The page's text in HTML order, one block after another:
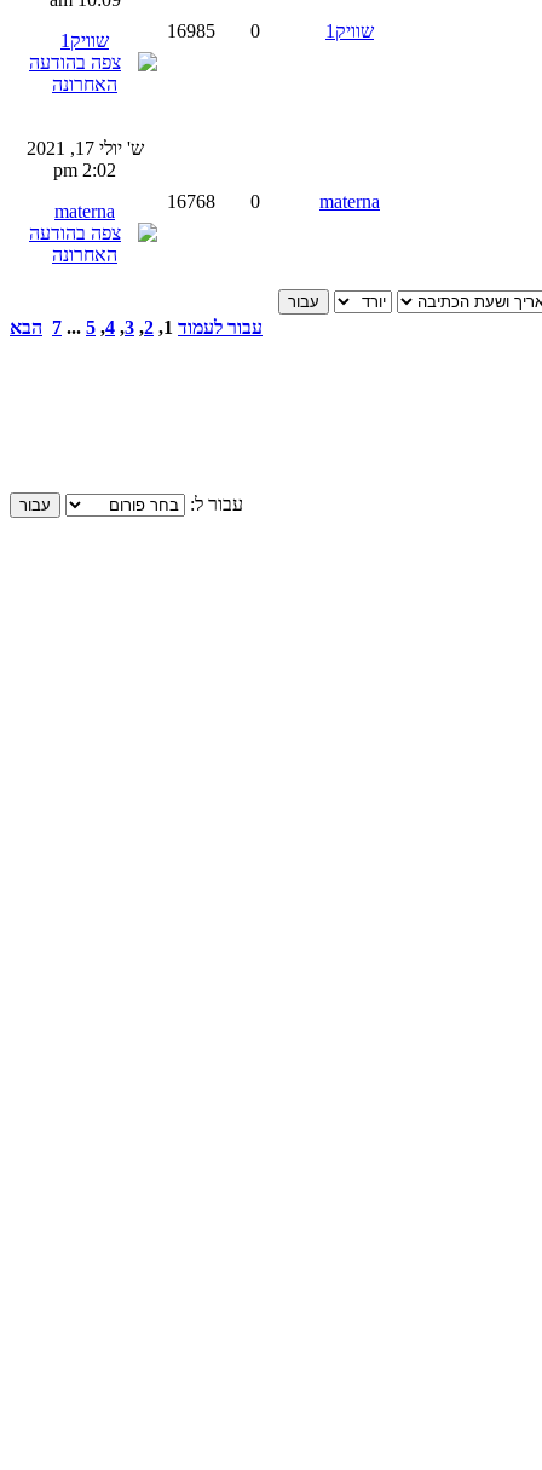
שוויק1 0
16985
שוויק1
materna
0
16768
ש' יולי 17, 2021
2:02 pm
materna
עבור לעמוד 1
,
2
,
3
,
4
,
5
...
7 הבא
עבור ל: